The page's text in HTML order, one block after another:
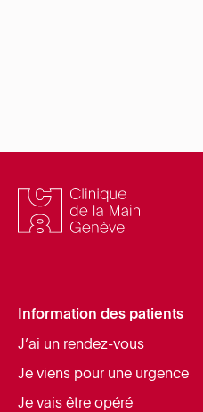
Information des patients
J’ai un rendez-vous
Je viens pour une urgence
Je vais être opéré